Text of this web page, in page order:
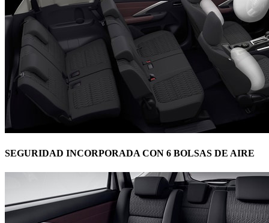
SEGURIDAD INCORPORADA CON 6 BOLSAS DE AIRE